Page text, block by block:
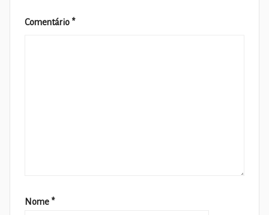
Comentário *
Nome *